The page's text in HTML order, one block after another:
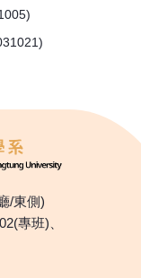
/東側)
專班)、